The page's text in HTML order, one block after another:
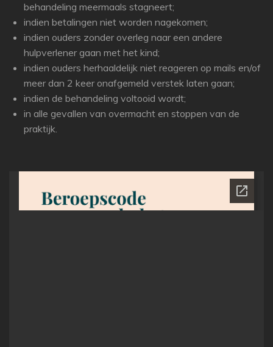
behandeling meermaals stagneert;
indien betalingen niet worden nagekomen;
indien ouders zonder overleg naar een andere
hulpverlener gaan met het kind;
indien ouders herhaaldelijk niet reageren op mails en/of
meer dan 2 keer onafgemeld verstek laten gaan;
indien de behandeling voltooid wordt;
in alle gevallen van overmacht en stoppen van de
praktijk.